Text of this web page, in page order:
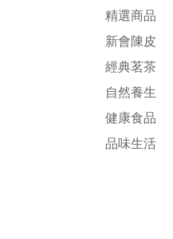
精選商品
新會陳皮
經典茗茶
自然養生
健康食品
品味生活